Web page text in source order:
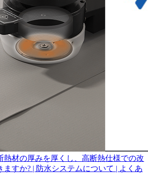
熱材の厚みを厚くし、高断熱仕様での改
すか? | 防水システムについて | よくあ